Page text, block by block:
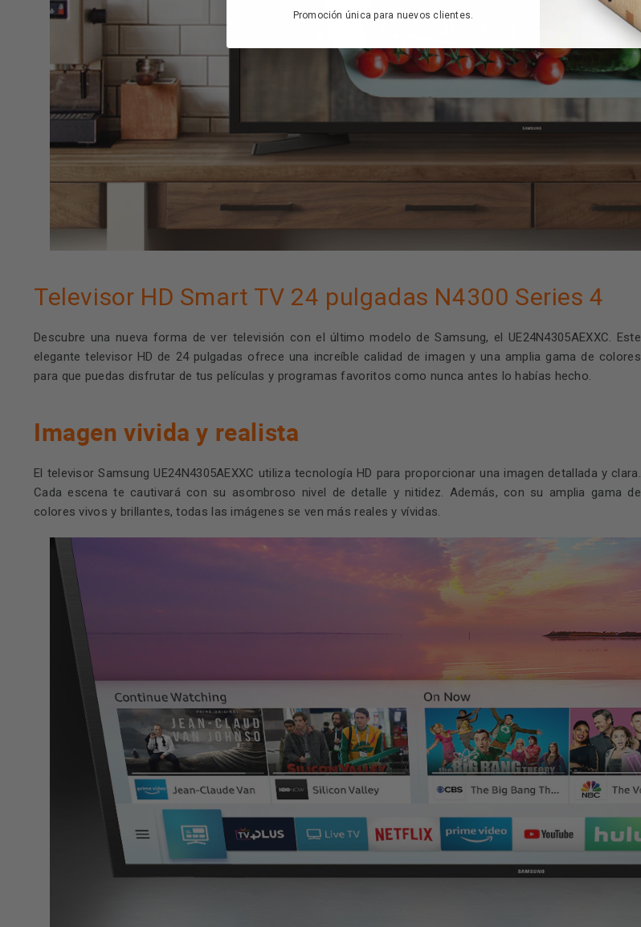
Televisor HD Smart TV 24 pulgadas N4300 Series 4
Descubre una nueva forma de ver televisión con el último modelo de Samsung, el UE24N4305AEXXC. Este
elegante televisor HD de 24 pulgadas ofrece una increíble calidad de imagen y una amplia gama de colores
para que puedas disfrutar de tus películas y programas favoritos como nunca antes lo habías hecho.
Imagen vivida y realista
El televisor Samsung UE24N4305AEXXC utiliza tecnología HD para proporcionar una imagen detallada y clara.
Cada escena te cautivará con su asombroso nivel de detalle y nitidez. Además, con su amplia gama de
colores vivos y brillantes, todas las imágenes se ven más reales y vívidas.
Promoción única para nuevos clientes.